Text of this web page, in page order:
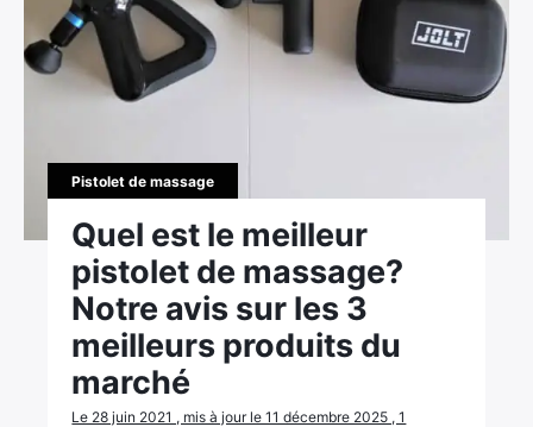
Pistolet de massage
Quel est le meilleur
pistolet de massage?
Notre avis sur les 3
meilleurs produits du
marché
Le 28 juin 2021 , mis à jour le 11 décembre 2025 , 1